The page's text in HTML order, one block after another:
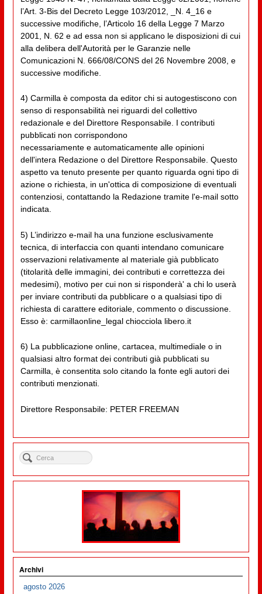
l’Art. 3-Bis del Decreto Legge 103/2012, _N. 4_16 e
successive modifiche, l’Articolo 16 della Legge 7 Marzo
2001, N. 62 e ad essa non si applicano le disposizioni di cui
alla delibera dell'Autorità per le Garanzie nelle
Comunicazioni N. 666/08/CONS del 26 Novembre 2008, e
successive modifiche.
4) Carmilla è composta da editor chi si autogestiscono con
senso di responsabilità nei riguardi del collettivo
redazionale e del Direttore Responsabile. I contributi
pubblicati non corrispondono
necessariamente e automaticamente alle opinioni
dell'intera Redazione o del Direttore Responsabile. Questo
aspetto va tenuto presente per quanto riguarda ogni tipo di
azione o richiesta, in un'ottica di composizione di eventuali
contenziosi, contattando la Redazione tramite l'e-mail sotto
indicata.
5) L’indirizzo e-mail ha una funzione esclusivamente
tecnica, di interfaccia con quanti intendano comunicare
osservazioni relativamente al materiale già pubblicato
(titolarità delle immagini, dei contributi e correttezza dei
medesimi), motivo per cui non si risponderà' a chi lo userà
per inviare contributi da pubblicare o a qualsiasi tipo di
richiesta di carattere editoriale, commento o discussione.
Esso è: carmillaonline_legal chiocciola libero.it
6) La pubblicazione online, cartacea, multimediale o in
qualsiasi altro format dei contributi già pubblicati su
Carmilla, è consentita solo citando la fonte egli autori dei
contributi menzionati.
Direttore Responsabile: PETER FREEMAN
Archivi
agosto 2026